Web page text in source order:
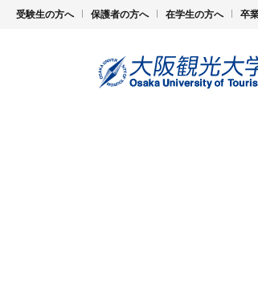
受験生の方へ 保護者の方へ 在学生の方へ 卒